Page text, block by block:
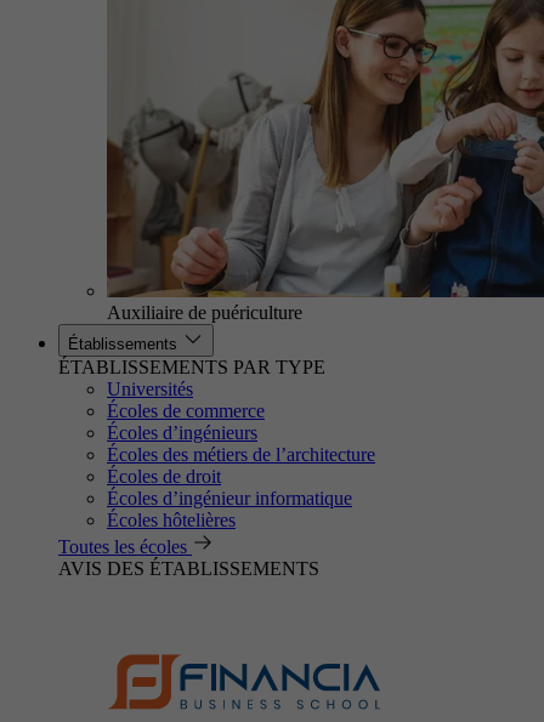
Auxiliaire de puériculture
Établissements
ÉTABLISSEMENTS PAR TYPE
Universités
Écoles de commerce
Écoles d’ingénieurs
Écoles des métiers de l’architecture
Écoles de droit
Écoles d’ingénieur informatique
Écoles hôtelières
Toutes les écoles
AVIS DES ÉTABLISSEMENTS